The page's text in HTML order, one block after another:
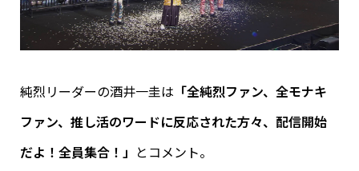
純烈リーダーの酒井一圭は 「全純烈ファン、全モナキ
ファン、推し活のワードに反応された方々、配信開始
だよ！全員集合！」 とコメント。